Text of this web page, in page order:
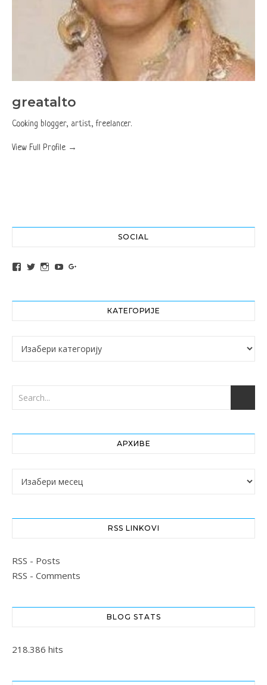
greatalto
Cooking blogger, artist, freelancer.
View Full Profile →
SOCIAL
View altochef’s profile on Facebook
View jovancica73’s profile on Twitter
View jovancica73’s profile on Instagram
View jovancica73’s profile on YouTube
КАТЕГОРИЈЕ
Категорије
АРХИВЕ
Архиве
RSS LINKOVI
RSS - Posts
RSS - Comments
BLOG STATS
218.386 hits